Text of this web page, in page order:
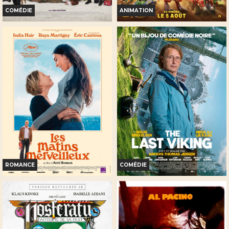
COMÉDIE
DE LA COMÉDIE-FRANÇAISE
Horaires et Infos
Bande-annonce
Réservation
TOUT PUBLIC
ANIMATION
LA PAT' PATROUILLE : LE FILM
MISSION DINO
Horaires et Infos
Bande-annonce
Réservation
TOUT PUBLIC
ROMANCE
LES MATINS MERVEILLEUX
Horaires et Infos
COMÉDIE
Horaires et Infos